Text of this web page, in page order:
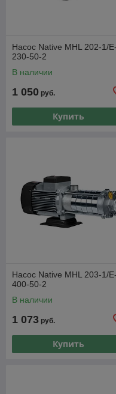
Насос Native MHL 202-1/
230-50-2
В наличии
1 050 руб.
Купить
Насос Native MHL 203-1/
400-50-2
В наличии
1 073 руб.
Купить